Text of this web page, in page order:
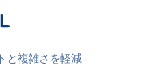
と複雑さを軽減